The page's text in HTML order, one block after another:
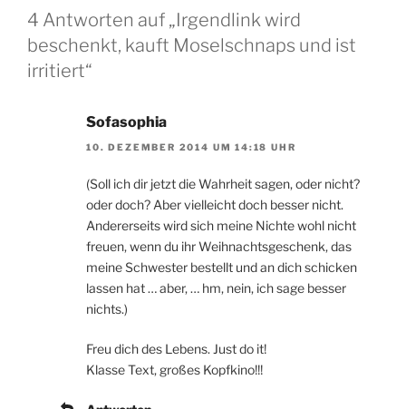
4 Antworten auf „Irgendlink wird
beschenkt, kauft Moselschnaps und ist
irritiert“
Sofasophia
10. DEZEMBER 2014 UM 14:18 UHR
(Soll ich dir jetzt die Wahrheit sagen, oder nicht?
oder doch? Aber vielleicht doch besser nicht.
Andererseits wird sich meine Nichte wohl nicht
freuen, wenn du ihr Weihnachtsgeschenk, das
meine Schwester bestellt und an dich schicken
lassen hat … aber, … hm, nein, ich sage besser
nichts.)
Freu dich des Lebens. Just do it!
Klasse Text, großes Kopfkino!!!